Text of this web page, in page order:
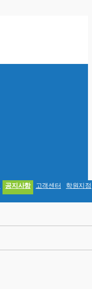
공지사항 고객센터
학원지점